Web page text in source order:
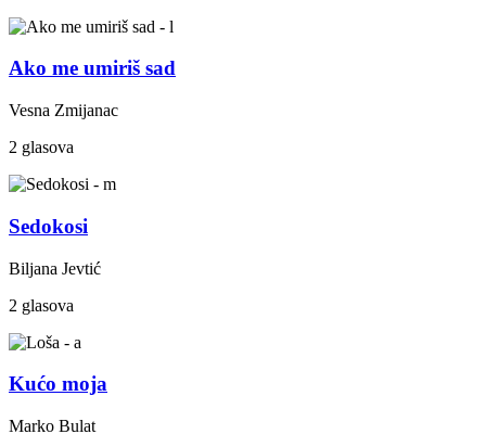
Ako me umiriš sad
Vesna Zmijanac
2 glasova
Sedokosi
Biljana Jevtić
2 glasova
Kućo moja
Marko Bulat